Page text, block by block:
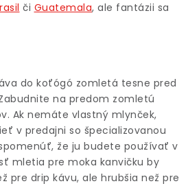
či Guatemala, ale fantázii sa
do koťógó zomletá tesne pred
na predom zomletú
Ak nemáte vlastný mlynček,
v predajni so špecializovanou
že ju budete používať v
mletia pre moka kanvičku by
pre drip kávu, ale hrubšia než pre